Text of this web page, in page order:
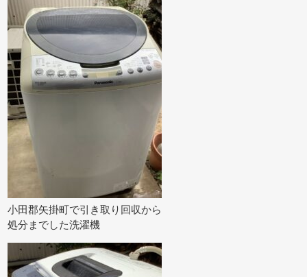
小田郡矢掛町で引き取り回収から
処分までした洗濯機